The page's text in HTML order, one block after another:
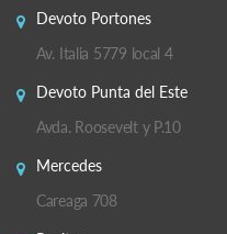
Devoto Portones
Av. Italia 5779 local 4
Devoto Punta del Este
Avda. Roosevelt y P.10
Mercedes
Careaga 708